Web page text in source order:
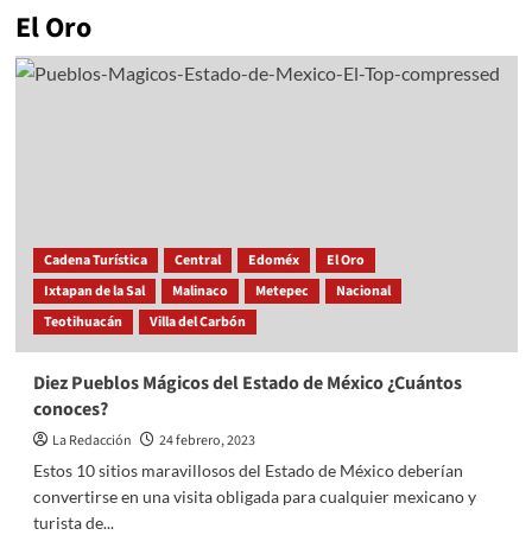
El Oro
Cadena Turística Central Edoméx
El Oro
Ixtapan de la Sal
Malinaco Metepec
Nacional
Teotihuacán
Villa del Carbón
Diez Pueblos Mágicos del Estado de México ¿Cuántos
conoces?
La Redacción
24 febrero, 2023
Estos 10 sitios maravillosos del Estado de México deberían
convertirse en una visita obligada para cualquier mexicano y
turista de...